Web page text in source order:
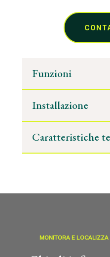
Funzioni
Installazione
Caratteristiche
MONITORA E LOCALIZZA